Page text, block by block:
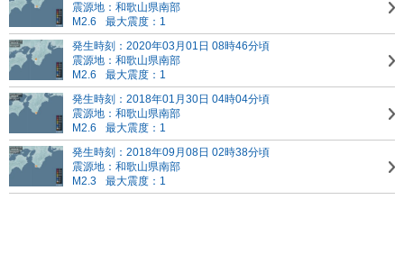
震源地：和歌山県南部
M2.6
最大震度：1
発生時刻：2020年03月01日 08時46分頃
震源地：和歌山県南部
M2.6
最大震度：1
発生時刻：2018年01月30日 04時04分頃
震源地：和歌山県南部
M2.6
最大震度：1
発生時刻：2018年09月08日 02時38分頃
震源地：和歌山県南部
M2.3
最大震度：1